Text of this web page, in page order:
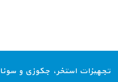
تجهیزات استخر، جکوزی و سونا